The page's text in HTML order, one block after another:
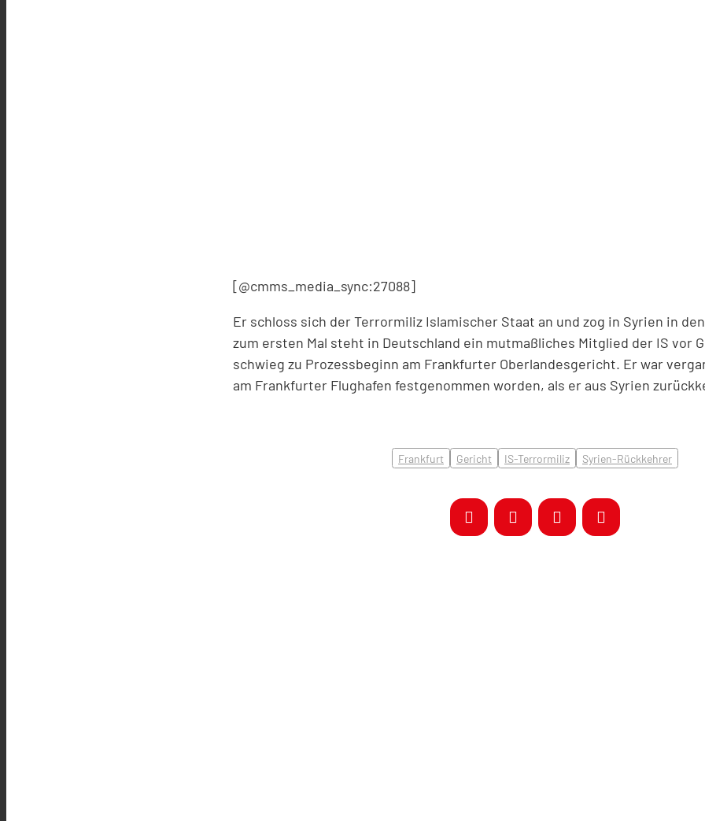
[@cmms_media_sync:27088]
Er schloss sich der Terrormiliz Islamischer Staat an und zog in Syrien in
zum ersten Mal steht in Deutschland ein mutmaßliches Mitglied der IS vor
schwieg zu Prozessbeginn am Frankfurter Oberlandesgericht. Er war
am Frankfurter Flughafen festgenommen worden, als er aus Syrien
Frankfurt Gericht IS-Terrormiliz Syrien-Rückkehrer